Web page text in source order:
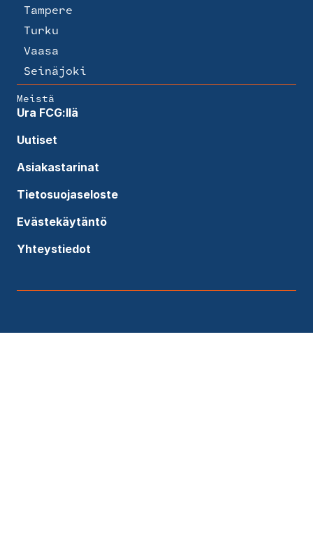
Tampere
Turku
Vaasa
Seinäjoki
Meistä
Ura FCG:llä
Uutiset
Asiakastarinat
Tietosuojaseloste
Evästekäytäntö
Yhteystiedot